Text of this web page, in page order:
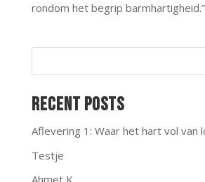
rondom het begrip barmhartigheid.”
Recent Posts
Aflevering 1: Waar het hart vol van
Testje
Ahmet K.